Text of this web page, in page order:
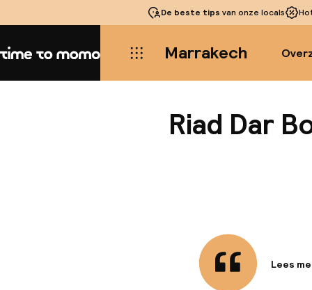
De beste tips van onze locals
Home Marrakech
Riad Dar
Lees